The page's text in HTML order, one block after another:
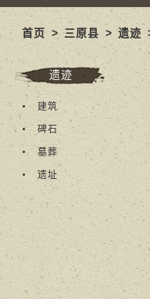
首页 >三原县 > 遗迹
遗迹
建筑
碑石
墓葬
遗址